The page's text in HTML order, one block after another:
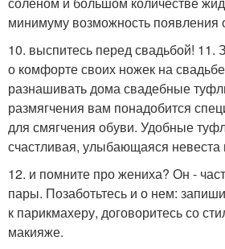
минимуму возможность появления
10. выспитесь перед свадьбой! 11.
о комфорте своих ножек на
разнашивать дома свадебные
размягчения вам понадобится
для смягчения обуви. Удобные
счастливая, улыбающаяся
12. и помните про жениха? Он -
пары. Позаботьтесь и о нем:
к парикмахеру, договоритесь со
макияже.